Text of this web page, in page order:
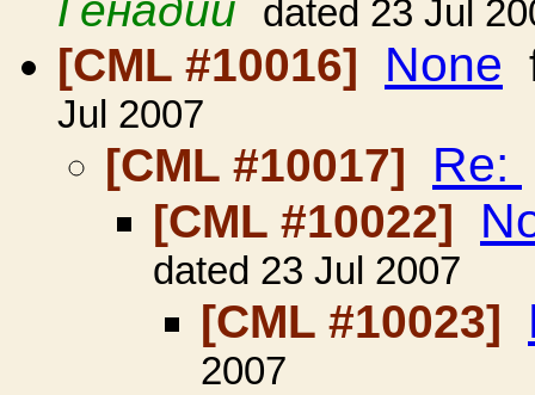
dated 23 Jul
[CML #10016] None
Jul 2007
[CML #10017] Re:
[CML #10022]
dated 23 Jul 2007
[CML #10023]
2007